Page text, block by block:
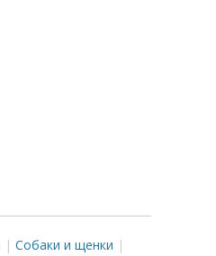
Собаки и щенки